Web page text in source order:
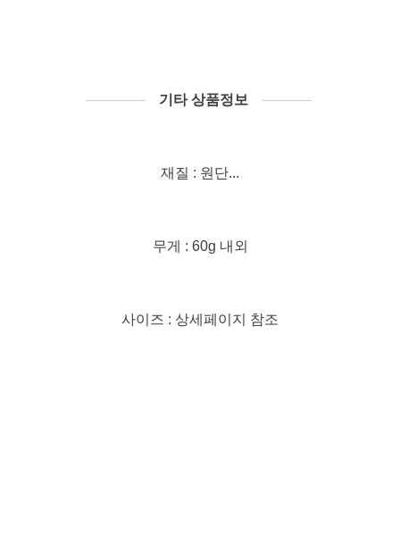
────── 기타 상품정보 ─────
재질 : 원단...
무게 : 60g 내외
사이즈 : 상세페이지 참조